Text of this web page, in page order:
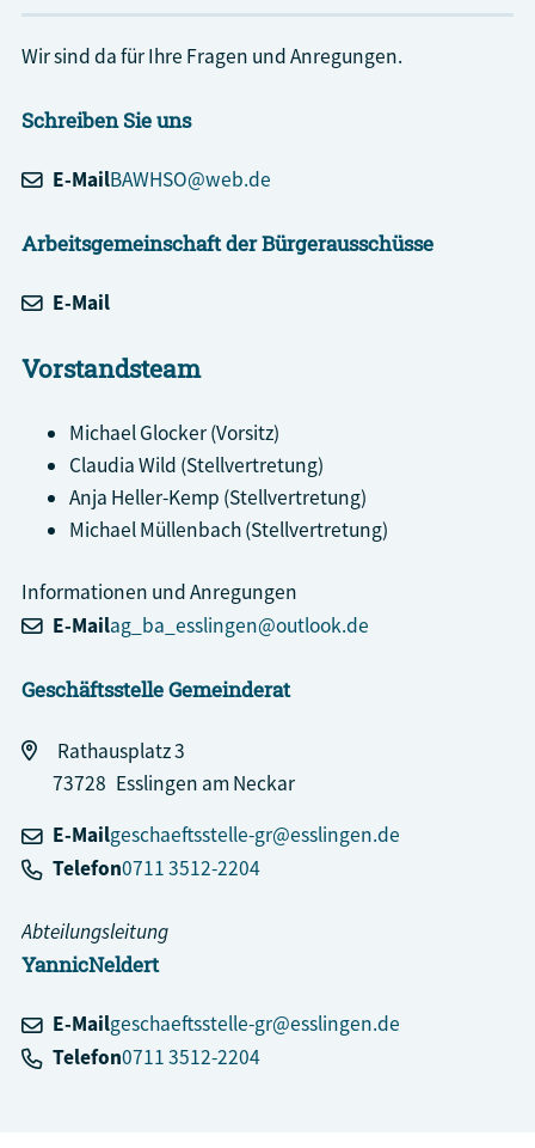
Wir sind da für Ihre Fragen und Anregungen.
Schreiben Sie uns
E-MailBAWHSO@web.de
Arbeitsgemeinschaft der Bürgerausschüsse
E-Mail
Vorstandsteam
Michael Glocker (Vorsitz)
Claudia Wild (Stellvertretung)
Anja Heller-Kemp (Stellvertretung)
Michael Müllenbach (Stellvertretung)
Informationen und Anregungen
E-Mailag_ba_esslingen@outlook.de
Geschäftsstelle Gemeinderat
Rathausplatz 3
73728 Esslingen am Neckar
E-Mailgeschaeftsstelle-gr@esslingen.de
Telefon0711 3512-2204
YannicNeldert
Abteilungsleitung
E-Mailgeschaeftsstelle-gr@esslingen.de
Telefon0711 3512-2204